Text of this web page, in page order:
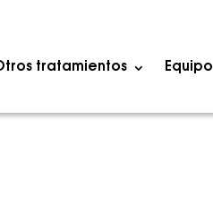
tratamientos Equipo